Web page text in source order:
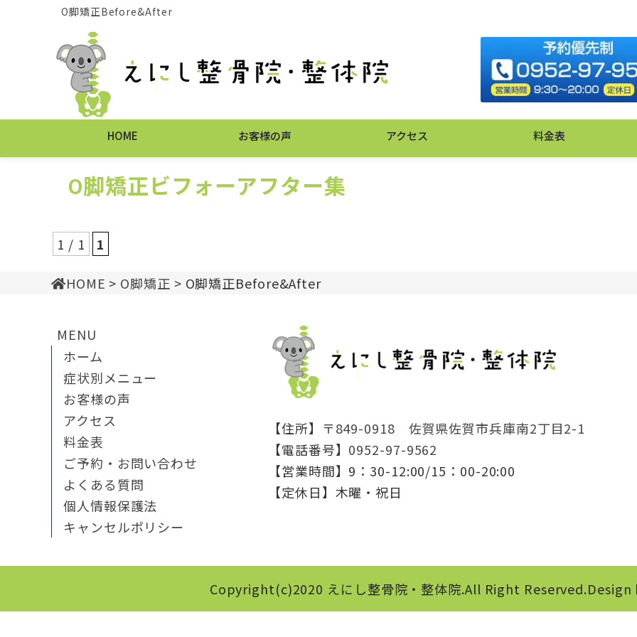
O脚矯正Before&After
HOME お客様の声 アクセス 料金表
O脚矯正ビフォーアフター集
1 / 1 1
HOME > O脚矯正 > O脚矯正Before&After
MENU
ホーム
症状別メニュー
お客様の声
アクセス
料金表
ご予約・お問い合わせ
よくある質問
個人情報保護法
キャンセルポリシー
【住所】
〒849-0918 佐賀県佐賀市兵庫南2丁目2-1
【電話番号】 0952-97-9562
【営業時間】9：30-12:00/15：00-20:00
【定休日】木曜・祝日
Copyright(c)2020 えにし整骨院・整体院.All Right Reserved.Design